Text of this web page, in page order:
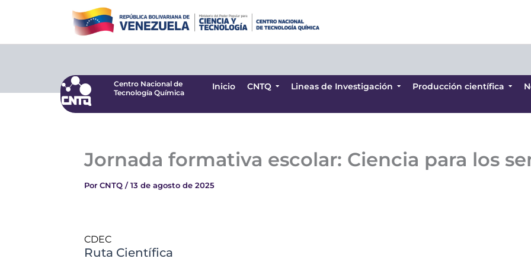
Tecnología Química
CNTQ
Centro Nacional de
Tecnología Química
Inicio CNTQ Lineas de Investigación Producción científica
Jornada formativa escolar: Ciencia para los
Por CNTQ /13 de agosto de 2025
CDEC
Ruta Científica